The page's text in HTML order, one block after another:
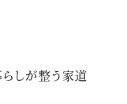
らしが整う家道